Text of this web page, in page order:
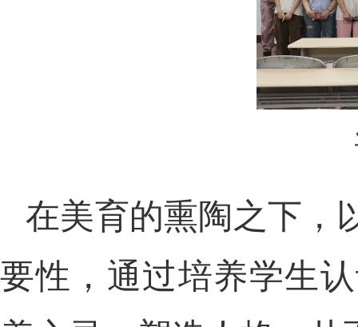
在美育的熏陶之下，
要性，通过培养学生